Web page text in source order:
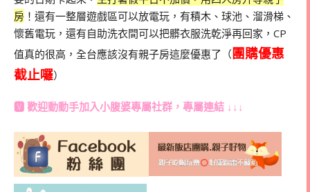
房 ！還有一整層遊戲區可以放電玩，有積木、球池、溜滑梯、
懷舊電玩，還有自助洗衣間可以把髒衣服洗乾淨再回家，CP
值真的很高，全台應該沒有親子房這麼優惠了（團購優惠
截止囉）
🆅 歡迎動動手加入小腹婆專屬社群 ，專屬連結 ↓↓↓